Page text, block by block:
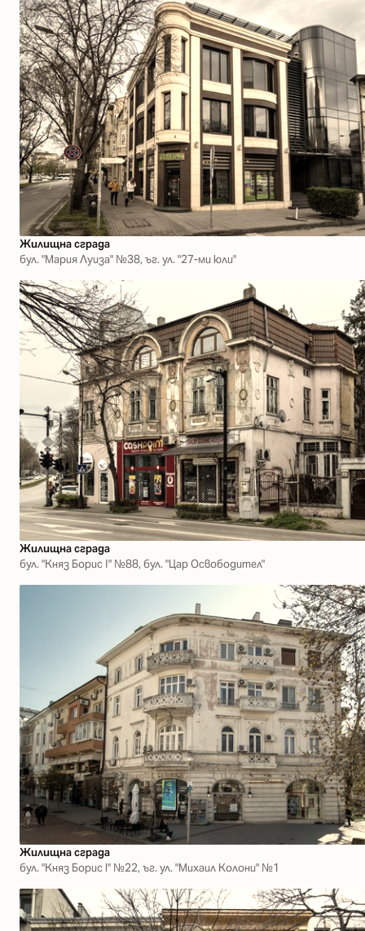
Жилищна сграда
бул. "Мария Луиза" №38, ъг. ул. "27-ми юли"
Жилищна сграда
бул. "Княз Борис І" №88, бул. "Цар Освободител"
Жилищна сграда
бул. "Княз Борис I" №22, ъг. ул. "Михаил Колони" №1